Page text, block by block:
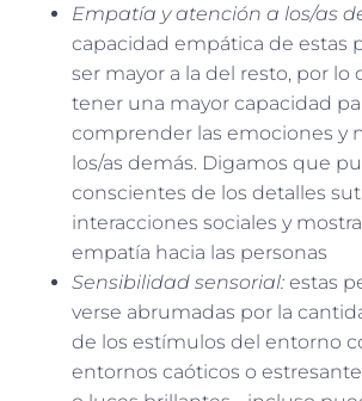
Empatía y atención a los/as
capacidad empática de estas
ser mayor a la del resto, por
tener una mayor capacidad
comprender las emociones y
los/as demás. Digamos que
conscientes de los detalles
interacciones sociales y
empatía hacia las personas
Sensibilidad sensorial: estas
verse abrumadas por la
de los estímulos del entorno
entornos caóticos o